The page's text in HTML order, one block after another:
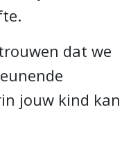
dat we
jouw kind kan